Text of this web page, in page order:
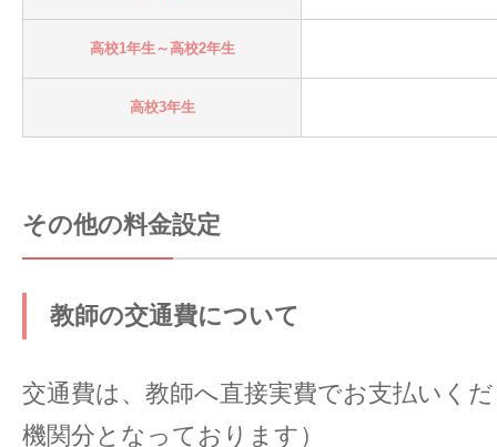
高校1年生～高校2年生
高校3年生
その他の料金設定
教師の交通費について
交通費は、教師へ直接実費でお支払いく
機関分となっております）